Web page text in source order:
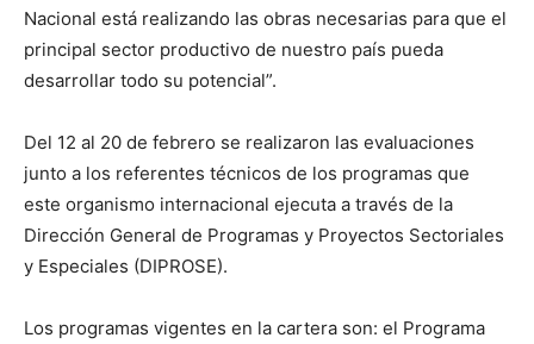
Nacional está realizando las obras necesarias para que el
principal sector productivo de nuestro país pueda
desarrollar todo su potencial”.
Del 12 al 20 de febrero se realizaron las evaluaciones
junto a los referentes técnicos de los programas que
este organismo internacional ejecuta a través de la
Dirección General de Programas y Proyectos Sectoriales
y Especiales (DIPROSE).
Los programas vigentes en la cartera son: el Programa